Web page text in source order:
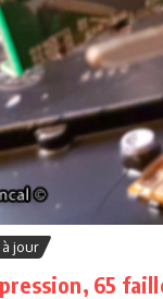
jour
65